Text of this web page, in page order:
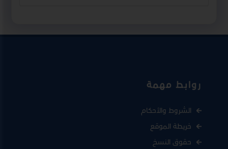
روابط مهمة
الشروط والأحكام
خريطة الموقع
حقوق النسخ